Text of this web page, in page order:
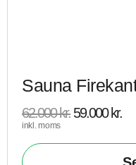
Sauna
62.000kr. 59.000 kr.
inkl. moms